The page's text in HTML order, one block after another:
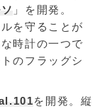
」を開発。
を守ることが
時計の一つで
のフラッグシ
を開発。縦